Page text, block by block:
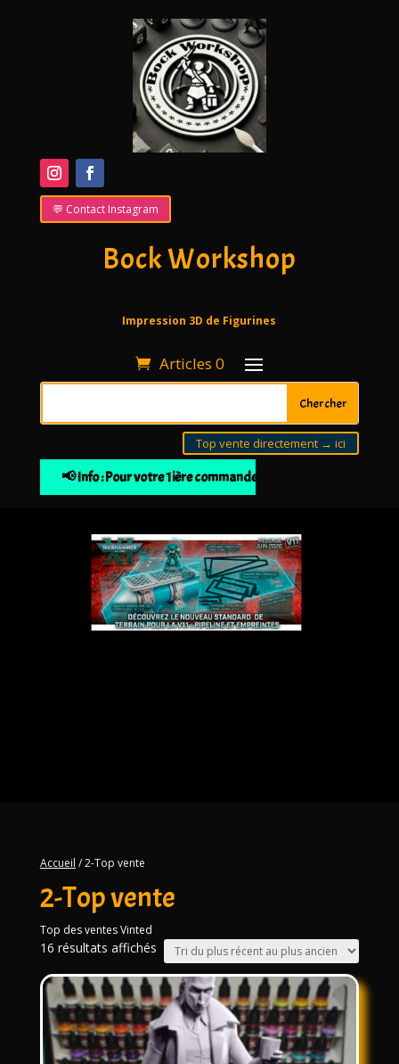
💬 Contact Instagram
Bock Workshop
Impression 3D de Figurines
Articles 0
Top vente directement → ici
: Pour votre 1ière commande 10% de remise à partir de 30€
Accueil / 2-Top vente
2-Top vente
Top des ventes Vinted
16 résultats affichésTrié
du
plus
récent
au
plus
ancien